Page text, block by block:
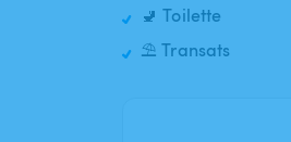
🚽 Toilette
⛱️ Transats